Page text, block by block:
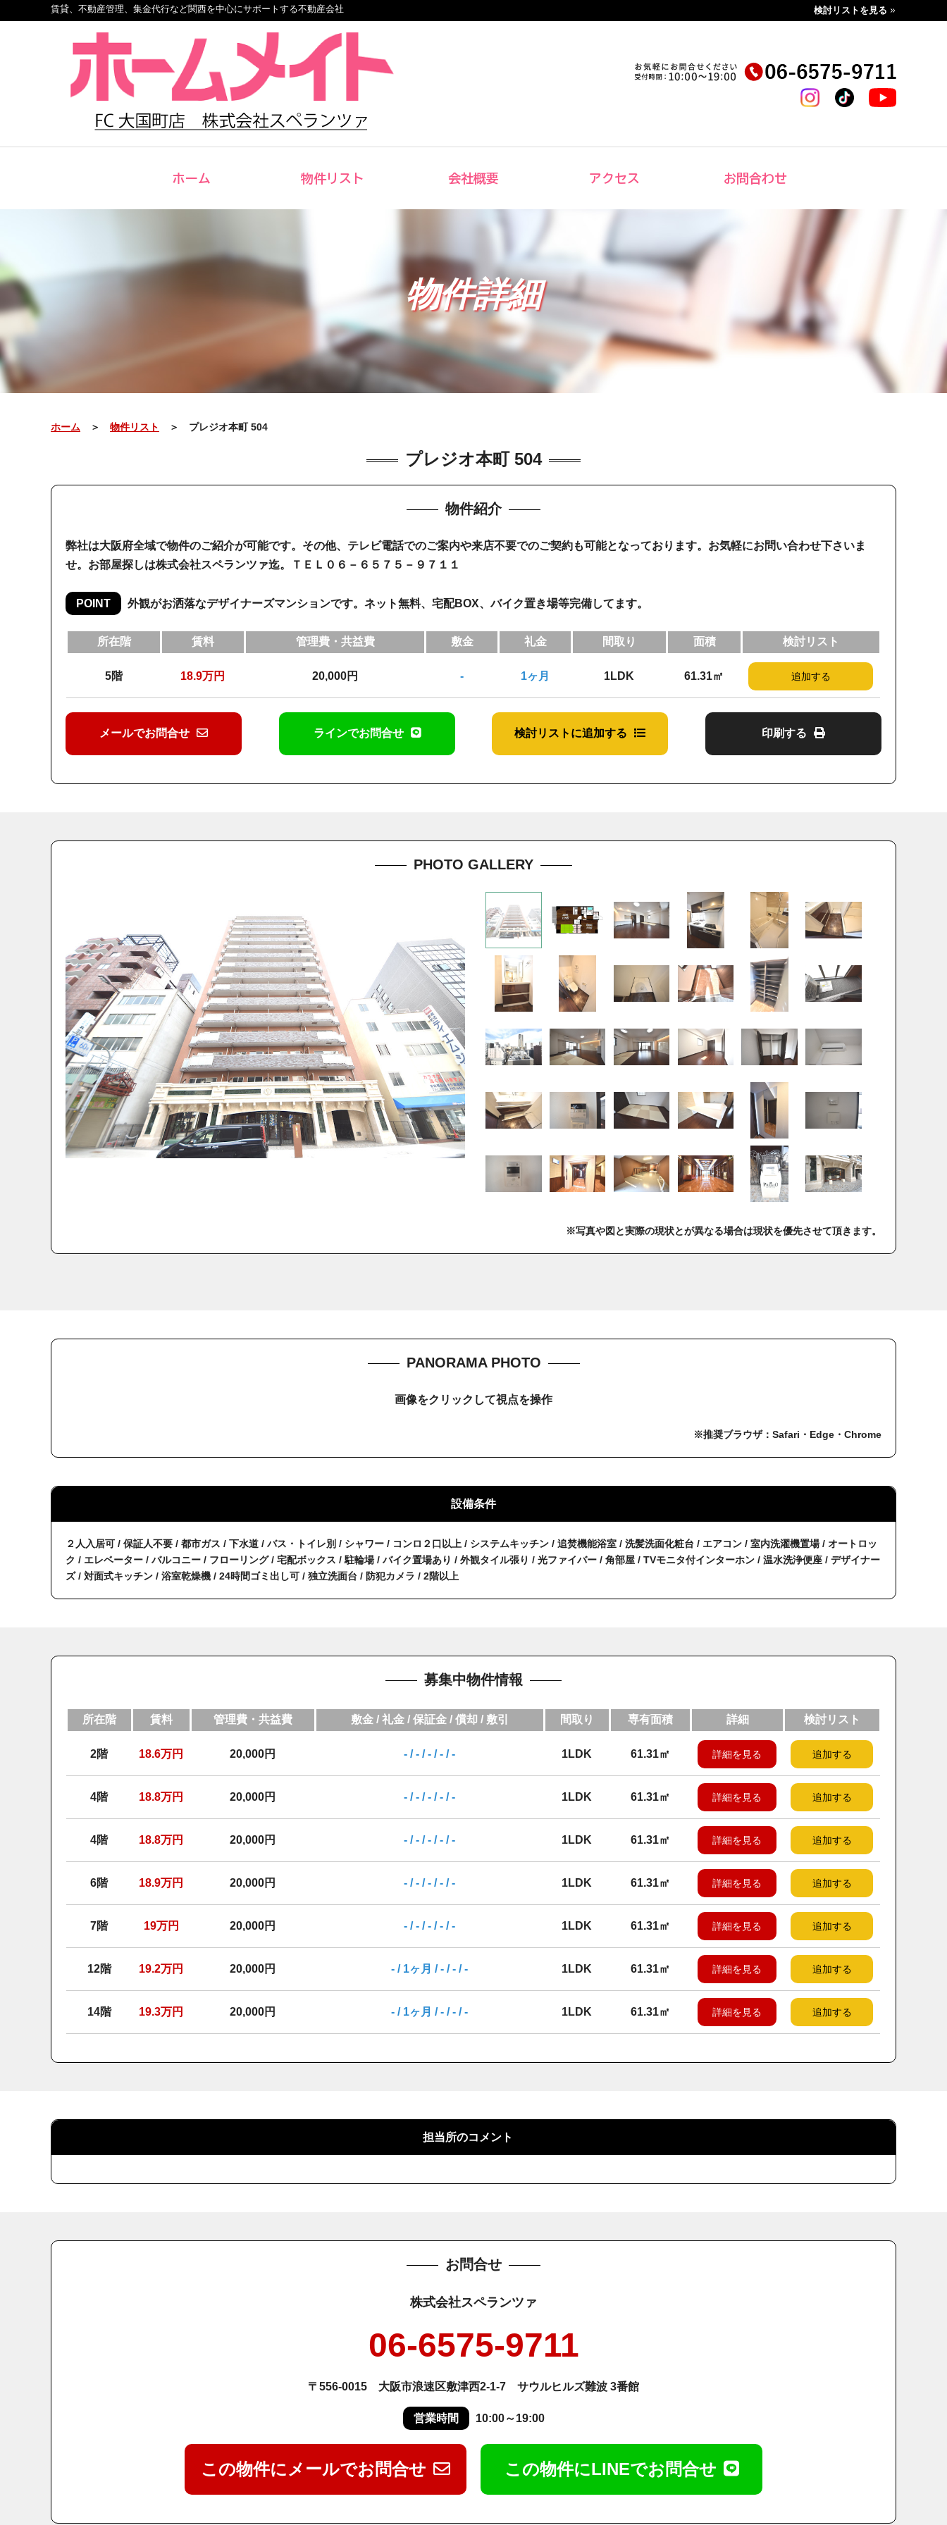
賃貸、不動産管理、集金代行など関西を中心にサポートする不動産会社 検討リストを見る
ホーム 物件リスト 会社概要 アクセス お問合わせ
物件詳細
ホーム ＞ 物件リスト ＞ プレジオ本町 504
プレジオ本町 504
物件紹介
弊社は大阪府全域で物件のご紹介が可能です。その他、テレビ電話でのご案内や来店不要でのご契約も可能となっております。お気軽にお問い合わせ下さいま
せ。お部屋探しは株式会社スペランツァ迄。ＴＥＬ０６－６５７５－９７１１
POINT 外観がお洒落なデザイナーズマンションです。ネット無料、宅配BOX、バイク置き場等完備してます。
所在階 賃料 管理費・共益費 敷金 礼金 間取り 面積 検討リスト
5階 18.9万円 20,000円 - 1ヶ月 1LDK 61.31㎡ 追加する
メールでお問合せ ラインでお問合せ 検討リストに追加する 印刷する
PHOTO GALLERY
※写真や図と実際の現状とが異なる場合は現状を優先させて頂きます。
PANORAMA PHOTO
画像をクリックして視点を操作
※推奨ブラウザ：Safari・Edge・Chrome
設備条件
２人入居可 / 保証人不要 / 都市ガス / 下水道 / バス・トイレ別 / シャワー / コンロ２口以上 / システムキッチン / 追焚機能浴室 / 洗髪洗面化粧台 / エアコン / 室内洗濯機置場 / オートロッ
ク / エレベーター / バルコニー / フローリング / 宅配ボックス / 駐輪場 / バイク置場あり / 外観タイル張り / 光ファイバー / 角部屋 / TVモニタ付インターホン / 温水洗浄便座 / デザイナー
ズ / 対面式キッチン / 浴室乾燥機 / 24時間ゴミ出し可 / 独立洗面台 / 防犯カメラ / 2階以上
募集中物件情報
所在階 賃料 管理費・共益費 敷金 / 礼金 / 保証金 / 償却 / 敷引 間取り 専有面積 詳細 検討リスト
2階 18.6万円 20,000円 - / - / - / - / - 1LDK 61.31㎡ 詳細を見る 追加する
4階 18.8万円 20,000円 - / - / - / - / - 1LDK 61.31㎡ 詳細を見る 追加する
4階 18.8万円 20,000円 - / - / - / - / - 1LDK 61.31㎡ 詳細を見る 追加する
6階 18.9万円 20,000円 - / - / - / - / - 1LDK 61.31㎡ 詳細を見る 追加する
7階 19万円 20,000円 - / - / - / - / - 1LDK 61.31㎡ 詳細を見る 追加する
12階 19.2万円 20,000円 - / 1ヶ月 / - / - / - 1LDK 61.31㎡ 詳細を見る 追加する
14階 19.3万円 20,000円 - / 1ヶ月 / - / - / - 1LDK 61.31㎡ 詳細を見る 追加する
担当所のコメント
お問合せ
株式会社スペランツァ
06-6575-9711
〒556-0015 大阪市浪速区敷津西2-1-7 サウルヒルズ難波 3番館
営業時間 10:00～19:00
この物件にメールでお問合せ この物件にLINEでお問合せ